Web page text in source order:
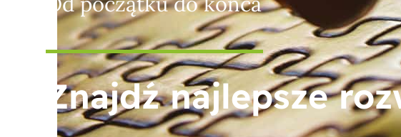
Znajdź najlepsze